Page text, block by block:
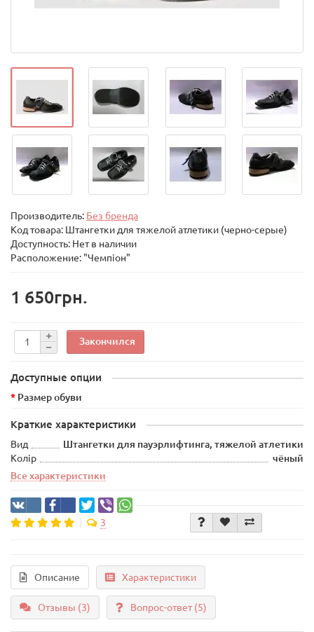
Производитель: Без бренда
Код товара: Штангетки для тяжелой атлетики (черно-серые)
Доступность: Нет в наличии
Расположение: "Чемпіон"
1 650грн.
Закончился
Доступные опции
Размер обуви
Краткие характеристики
Вид
Штангетки для пауэрлифтинга, тяжелой атлетики
Колір
чёный
Все характеристики
3
Описание Характеристики
Отзывы (3) Вопрос-ответ(5)